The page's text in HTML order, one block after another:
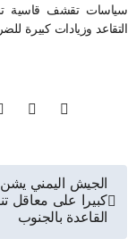
سياسات تقشف قاسية
التقاعد وزيادات كبيرة
تصفّح
المقالات
الجيش اليمني
كبيرا على معاقل
القاعدة بالجنوب